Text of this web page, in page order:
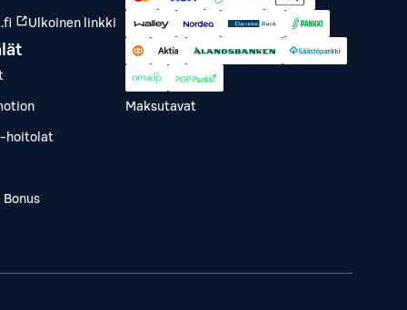
Ulkoinen linkki
-hoitolat
Maksutavat